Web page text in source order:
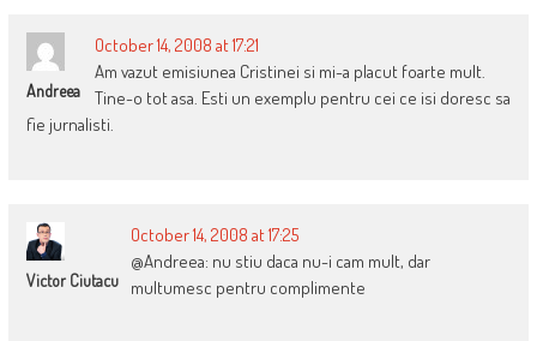
Andreea
October 14, 2008 at 17:21
Am vazut emisiunea Cristinei si mi-a placut foarte mult.
Tine-o tot asa. Esti un exemplu pentru cei ce isi doresc sa
fie jurnalisti.
Victor Ciutacu
October 14, 2008 at 17:25
@Andreea: nu stiu daca nu-i cam mult, dar
multumesc pentru complimente